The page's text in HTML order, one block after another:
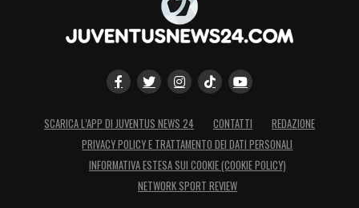
SCARICA L’APP DI JUVENTUS NEWS 24 CONTATTI
REDAZIONE
PRIVACY POLICY E TRATTAMENTO DEI DATI PERSONALI
INFORMATIVA ESTESA SUI COOKIE (COOKIE POLICY)
NETWORK SPORT REVIEW